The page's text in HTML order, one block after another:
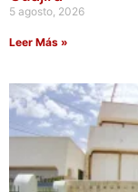
5 agosto, 2026
Leer Más »